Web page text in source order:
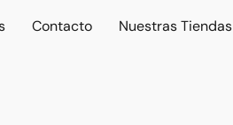
Contacto Nuestras Tiendas